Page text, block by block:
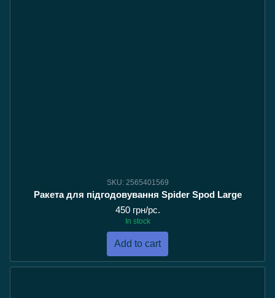
SKU: 2565401569
Ракета для підгодовування Spider Spod Large
450 грн/pc.
In stock
Add to cart